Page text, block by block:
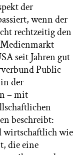
der
wenn der
rechtzeitig den
seit Jahren gut
Public
der
– mit
beschreibt:
wirtschaftlich wie
die eine